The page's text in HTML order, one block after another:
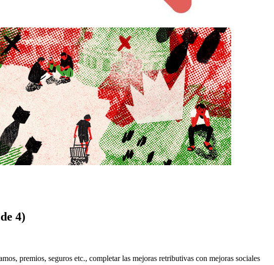
4)
premios, seguros etc., completar las mejoras retributivas con mejoras sociales